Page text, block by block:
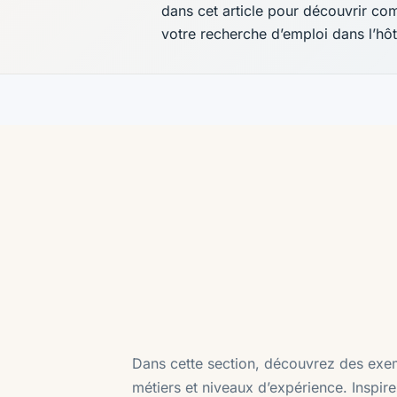
dans cet article pour découvrir
votre recherche d’emploi dans
Dans cette section, découvrez des
métiers et niveaux d’expérience.